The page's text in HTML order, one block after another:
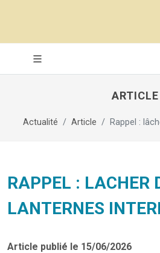
ARTICLE
Actualité Article Rappel :
RAPPEL : LACHER
LANTERNES
Article publié le 15/06/2026